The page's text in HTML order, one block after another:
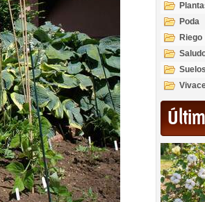
Poda
Riego
temas